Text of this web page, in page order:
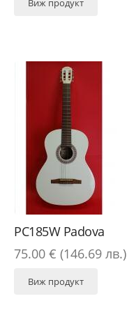
Виж продукт
PC185W Padova
75.00 € (146.69 лв.)
Виж продукт